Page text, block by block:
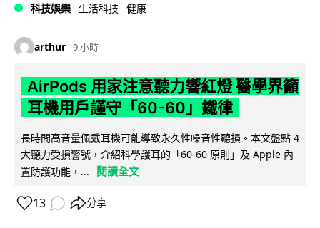
科技娛樂 生活科技 健康
arthur 9 小時
AirPods 用家注意聽力響紅燈 醫學界籲
耳機用戶謹守「60-60」鐵律
長時間高音量佩戴耳機可能導致永久性噪音性聽損。本文盤點 4
大聽力受損警號，介紹科學護耳的「60-60 原則」及 Apple 內
置防護功能，...
閱讀全文
13 分享